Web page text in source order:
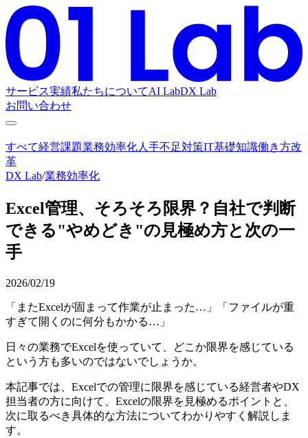
サービス実績私たちについてAI LabDX Lab
お問い合わせ
すべて経営課題業務効率化人手不足対策IT基礎知識働き方改
革
DX Lab/業務効率化
Excel管理、そろそろ限界？自社で判断
できる"やめどき"の見極め方と次の一
手
2026/02/19
「またExcelが固まって作業が止まった…」「ファイルが重
すぎて開くのに何分もかかる…」
日々の業務でExcelを使っていて、どこか限界を感じている
という方も多いのではないでしょうか。
本記事では、Excelでの管理に限界を感じている経営者やDX
担当者の方に向けて、Excelの限界を見極めるポイントと、
次に取るべき具体的な方法についてわかりやすく解説しま
す。